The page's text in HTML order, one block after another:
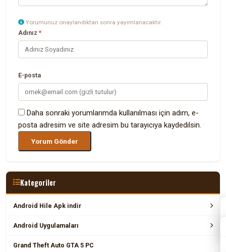
Yorumunuz onaylandıktan sonra yayımlanacaktır.
Adınız*
E-posta
Daha sonraki yorumlarımda kullanılması için adım, e-
posta adresim ve site adresim bu tarayıcıya kaydedilsin.
Kategoriler
Android Hile Apk indir
Android Uygulamaları
Grand Theft Auto GTA 5 PC